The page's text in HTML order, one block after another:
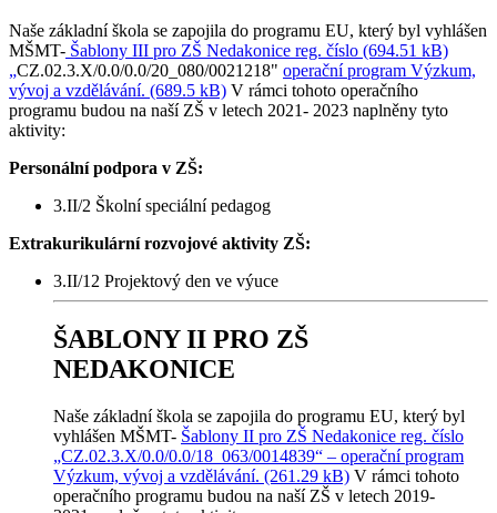
Naše základní škola se zapojila do programu EU, který byl vyhlášen
MŠMT- Šablony III pro ZŠ Nedakonice reg. číslo (694.51 kB)
„CZ.02.3.X/0.0/0.0/20_080/0021218" operační program Výzkum,
vývoj a vzdělávání. (689.5 kB) V rámci tohoto operačního
programu budou na naší ZŠ v letech 2021- 2023 naplněny tyto
aktivity:
Personální podpora v ZŠ:
3.II/2 Školní speciální pedagog
Extrakurikulární rozvojové aktivity ZŠ:
3.II/12 Projektový den ve výuce
ŠABLONY II PRO ZŠ
NEDAKONICE
Naše základní škola se zapojila do programu EU, který byl
vyhlášen MŠMT- Šablony II pro ZŠ Nedakonice reg. číslo
„CZ.02.3.X/0.0/0.0/18_063/0014839“ – operační program
Výzkum, vývoj a vzdělávání. (261.29 kB) V rámci tohoto
operačního programu budou na naší ZŠ v letech 2019-